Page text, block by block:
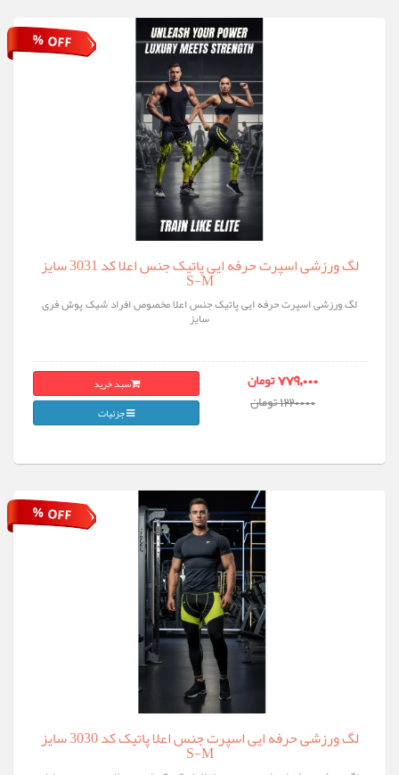
% OFF
لگ ورزشی اسپرت حرفه ایی پاتیک جنس اعلا کد 3031 سایز
S-M
لگ ورزشی اسپرت حرفه ایی پاتیک جنس اعلا مخصوص افراد شیک پوش فری
سایز
779,000 تومان
1220000 تومان
سبد خرید
جزئیات
% OFF
لگ ورزشی حرفه ایی اسپرت جنس اعلا پاتیک کد 3030 سایز
S-M